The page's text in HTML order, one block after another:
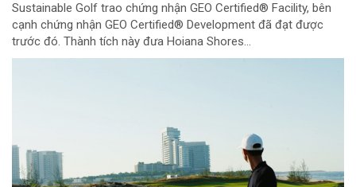
Sustainable Golf trao chứng nhận GEO Certified® Facility, bên
cạnh chứng nhận GEO Certified® Development đã đạt được
trước đó. Thành tích này đưa Hoiana Shores...